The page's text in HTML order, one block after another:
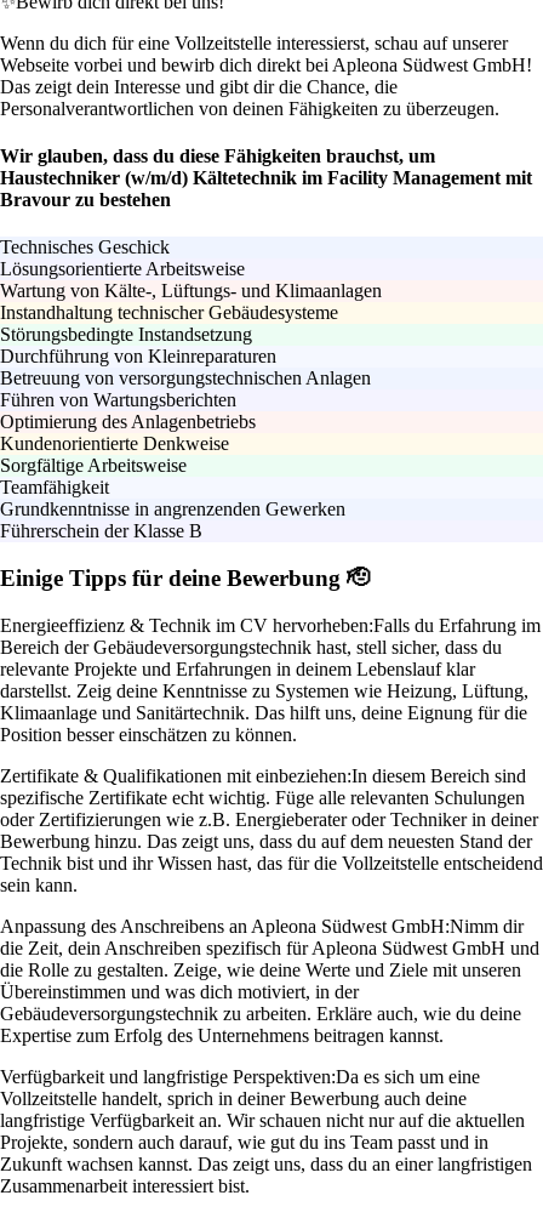
Wenn du dich für eine Vollzeitstelle interessierst, schau auf unserer
Webseite vorbei und bewirb dich direkt bei Apleona Südwest GmbH!
Das zeigt dein Interesse und gibt dir die Chance, die
Personalverantwortlichen von deinen Fähigkeiten zu überzeugen.
Wir glauben, dass du diese Fähigkeiten brauchst, um
Haustechniker (w/m/d) Kältetechnik im Facility Management mit
Bravour zu bestehen
Technisches Geschick
Lösungsorientierte Arbeitsweise
Wartung von Kälte-, Lüftungs- und Klimaanlagen
Instandhaltung technischer Gebäudesysteme
Störungsbedingte Instandsetzung
Durchführung von Kleinreparaturen
Betreuung von versorgungstechnischen Anlagen
Führen von Wartungsberichten
Optimierung des Anlagenbetriebs
Kundenorientierte Denkweise
Sorgfältige Arbeitsweise
Teamfähigkeit
Grundkenntnisse in angrenzenden Gewerken
Führerschein der Klasse B
Einige Tipps für deine Bewerbung 🫡
Energieeffizienz & Technik im CV hervorheben:Falls du Erfahrung im
Bereich der Gebäudeversorgungstechnik hast, stell sicher, dass du
relevante Projekte und Erfahrungen in deinem Lebenslauf klar
darstellst. Zeig deine Kenntnisse zu Systemen wie Heizung, Lüftung,
Klimaanlage und Sanitärtechnik. Das hilft uns, deine Eignung für die
Position besser einschätzen zu können.
Zertifikate & Qualifikationen mit einbeziehen:In diesem Bereich sind
spezifische Zertifikate echt wichtig. Füge alle relevanten Schulungen
oder Zertifizierungen wie z.B. Energieberater oder Techniker in deiner
Bewerbung hinzu. Das zeigt uns, dass du auf dem neuesten Stand der
Technik bist und ihr Wissen hast, das für die Vollzeitstelle entscheidend
sein kann.
Anpassung des Anschreibens an Apleona Südwest GmbH:Nimm dir
die Zeit, dein Anschreiben spezifisch für Apleona Südwest GmbH und
die Rolle zu gestalten. Zeige, wie deine Werte und Ziele mit unseren
Übereinstimmen und was dich motiviert, in der
Gebäudeversorgungstechnik zu arbeiten. Erkläre auch, wie du deine
Expertise zum Erfolg des Unternehmens beitragen kannst.
Verfügbarkeit und langfristige Perspektiven:Da es sich um eine
Vollzeitstelle handelt, sprich in deiner Bewerbung auch deine
langfristige Verfügbarkeit an. Wir schauen nicht nur auf die aktuellen
Projekte, sondern auch darauf, wie gut du ins Team passt und in
Zukunft wachsen kannst. Das zeigt uns, dass du an einer langfristigen
Zusammenarbeit interessiert bist.